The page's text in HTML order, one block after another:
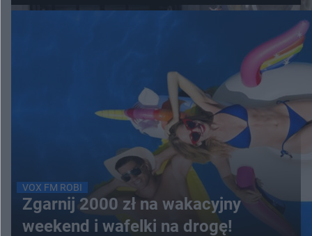
VOX FM ROBI
Zgarnij 2000 zł na wakacyjny
weekend i wafelki na drogę!